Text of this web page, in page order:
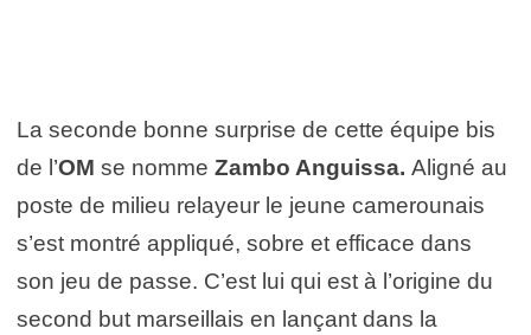
La seconde bonne surprise de cette équipe bis
de l’OM se nomme Zambo Anguissa. Aligné au
poste de milieu relayeur le jeune camerounais
s’est montré appliqué, sobre et efficace dans
son jeu de passe. C’est lui qui est à l’origine du
second but marseillais en lançant dans la